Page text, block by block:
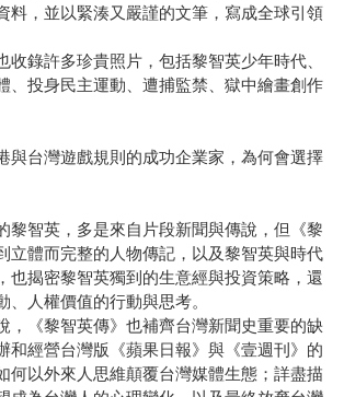
料，並以緊湊又嚴謹的文筆，寫成全球引領
錄許多珍貴照片，包括黎智英少年時代、
、投身民主運動、遭捕監禁、獄中繪畫創作
台灣遊戲規則的成功企業家，為何會選擇
智英，多是來自片段新聞與傳說，但《黎
立體而完整的人物傳記，以及黎智英與時代
也揭密黎智英獨到的生意經與投資策略，還
、人權價值的行動與思考。
《黎智英傳》也補齊台灣新聞史重要的缺
和經營台灣版《蘋果日報》與《壹週刊》的
何以外來人思維顛覆台灣媒體生態；詳盡描